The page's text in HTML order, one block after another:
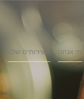
מי אנחנו השירותים שלנו